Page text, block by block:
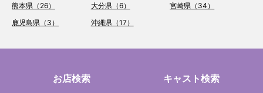
熊本県（26）
大分県（6）
宮崎県（34）
鹿児島県（3）
沖縄県（17）
お店検索 キャスト検索